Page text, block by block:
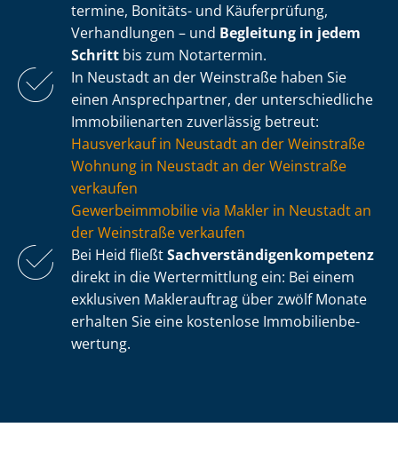
ter­mi­ne, Bonitäts- und Käuferprüfung,
Verhandlungen – und Begleitung in jedem
Schritt bis zum Notartermin.
In Neustadt an der Weinstraße haben Sie
einen Ansprechpartner, der un­ter­schied­li­che
Immobilienarten zuverlässig betreut:
Hausverkauf in Neustadt an der Weinstraße
Wohnung in Neustadt an der Weinstraße
verkaufen
Ge­wer­be­im­mo­bi­lie via Makler in Neustadt an
der Weinstraße verkaufen
Bei Heid fließtSach­ver­stän­di­gen­kom­pe­tenz
direkt in die Wertermittlung ein: Bei einem
exklusiven Maklerauftrag über zwölf Monate
erhalten Sie eine kostenlose Im­mo­bi­li­en­be­
wer­tung.